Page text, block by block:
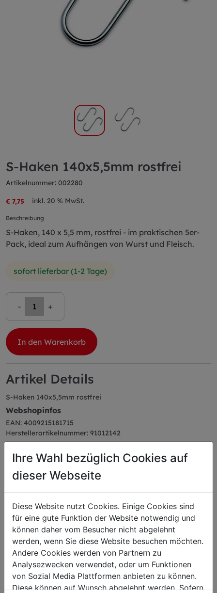
S-Haken 140x5,5mm rostfrei
Artikelnummer: 002280
€ 7,75 inkl. 20 % MwSt.
Beschreibung
S-Haken, 140 x 5,5 mm, rostfrei - im praktischen 5er-
Pack, ideal zum Aufhängen von Wurst und Fleisch.
sofort lieferbar (1-2 Tage)
- +
In den Warenkorb
Artikel Details
S-Haken 140x5,5mm rostfrei
Webshopinfos
EAN: 4009215181715
Herstellerartikelnummer: 91012142
Das könnte Sie auch
interessieren
Ihre Wahl bezüglich Cookies auf
dieser Webseite
Diese Website nutzt Cookies. Einige Cookies sind
für eine gute Funktion der Website notwendig und
können daher vom Besucher nicht abgelehnt
werden, wenn Sie diese Website besuchen möchten.
Andere Cookies werden von Partnern zu
Analysezwecken verwendet, oder um Funktionen
von Sozial Media Plattformen anbieten zu können.
Diese können auf Wunsch abgelehnt werden. Sofern